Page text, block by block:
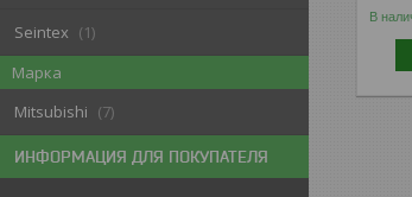
Seintex
1
Марка
Mitsubishi
7
ИНФОРМАЦИЯ ДЛЯ ПОКУПАТЕЛЯ
В